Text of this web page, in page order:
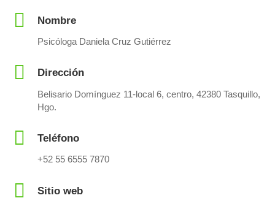
Nombre
Psicóloga Daniela Cruz Gutiérrez
Dirección
Belisario Domínguez 11-local 6, centro, 42380 Tasquillo,
Hgo.
Teléfono
+52 55 6555 7870
Sitio web